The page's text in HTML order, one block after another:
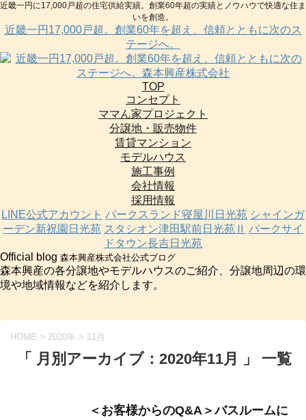
近畿一円に17,000戸超の住宅供給実績。創業60年超の実績とノウハウで快適な住ま
いを創造。
近畿一円17,000戸超。創業60年を超え、信頼とともに次のス
テージへ。
TOP
コンセプト
ママん家プロジェクト
分譲地・販売物件
賃貸マンション
モデルハウス
施工事例
会社情報
採用情報
LINE公式アカウント パークスランド寝屋川日光苑 シャインガ
ーデン新祝園日光苑 スタシオン津田駅前日光苑Ⅱ パークサイ
ドタウン長吉日光苑
Official blog 森本興産株式会社公式ブログ
森本興産の各分譲地やモデルハウスのご紹介、分譲地周辺の環
境や地域情報などを紹介します。
HOME > 2020年 > 11月
「 月別アーカイブ：2020年11月 」 一覧
＜お客様からのQ&A＞バスルームに